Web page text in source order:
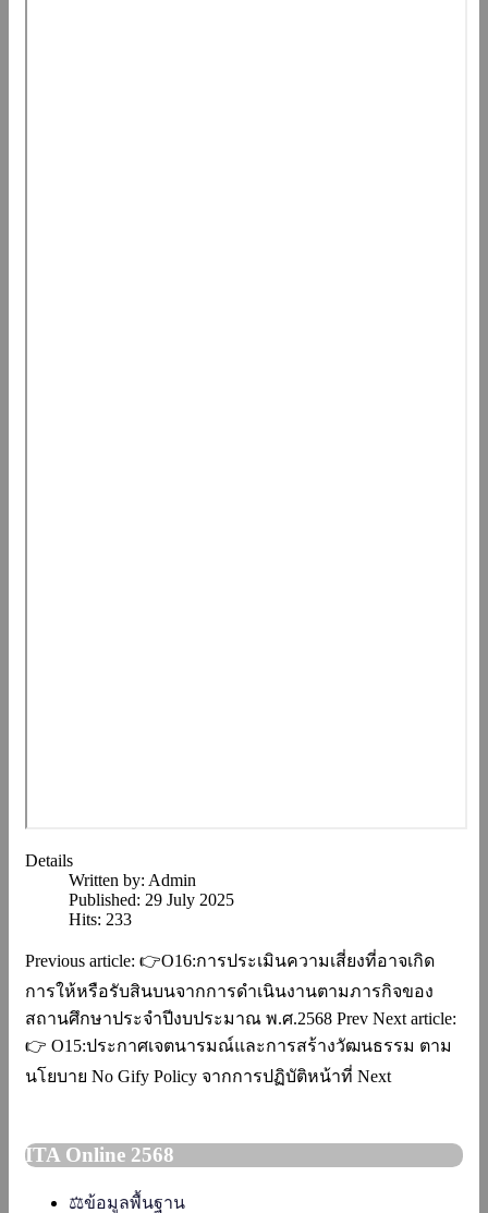
Details
Written by: Admin
Published: 29 July 2025
Hits: 233
Previous article: 👉O16:การประเมินความเสี่ยงที่อาจเกิด
การให้หรือรับสินบนจากการดำเนินงานตามภารกิจของ
สถานศึกษาประจำปีงบประมาณ พ.ศ.2568 Prev Next article:
👉 O15:ประกาศเจตนารมณ์และการสร้างวัฒนธรรม ตาม
นโยบาย No Gify Policy จากการปฏิบัติหน้าที่ Next
ITA Online 2568
⚖️ข้อมูลพื้นฐาน